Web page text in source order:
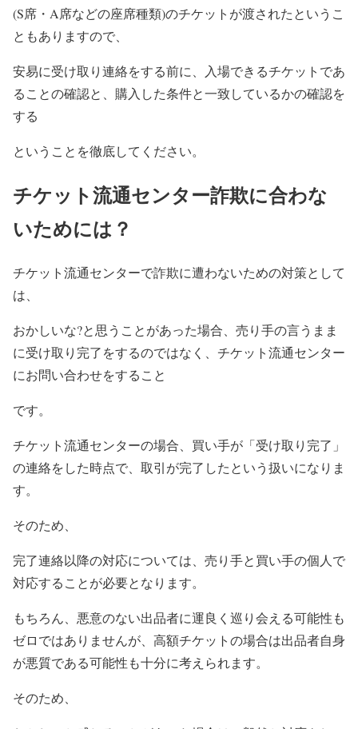
(S席・A席などの座席種類)のチケットが渡されたというこ
ともありますので、
安易に受け取り連絡をする前に、入場できるチケットであ
ることの確認と、購入した条件と一致しているかの確認を
する
ということを徹底してください。
チケット流通センター詐欺に合わな
いためには？
チケット流通センターで詐欺に遭わないための対策として
は、
おかしいな?と思うことがあった場合、売り手の言うまま
に受け取り完了をするのではなく、チケット流通センター
にお問い合わせをすること
です。
チケット流通センターの場合、買い手が「受け取り完了」
の連絡をした時点で、取引が完了したという扱いになりま
す。
そのため、
完了連絡以降の対応については、売り手と買い手の個人で
対応することが必要となります。
もちろん、悪意のない出品者に運良く巡り会える可能性も
ゼロではありませんが、高額チケットの場合は出品者自身
が悪質である可能性も十分に考えられます。
そのため、